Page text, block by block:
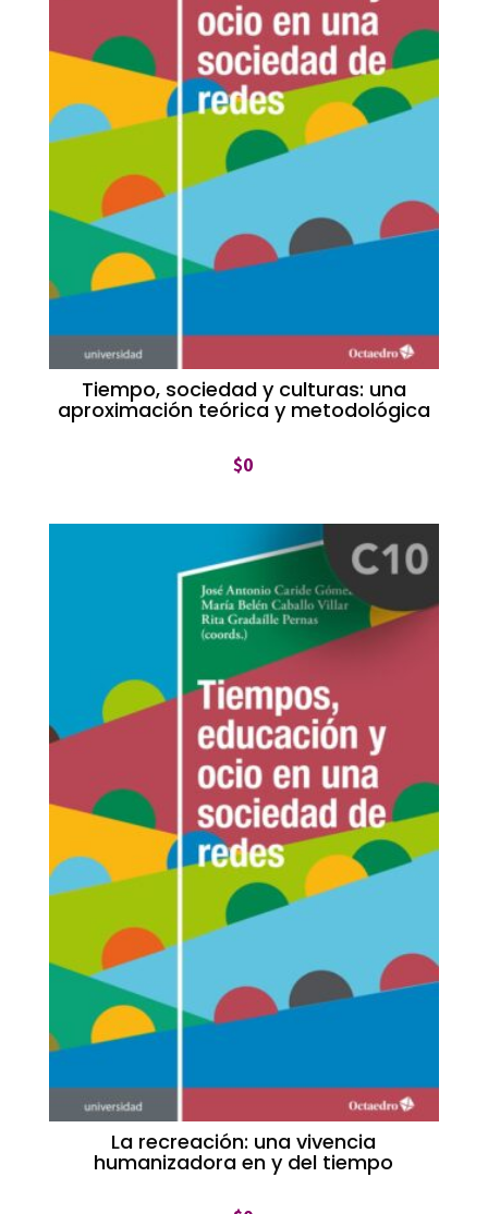
Tiempo, sociedad y culturas: una
aproximación teórica y metodológica
$0
La recreación: una vivencia
humanizadora en y del tiempo